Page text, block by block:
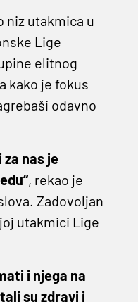
niz utakmica u
Lige
elitnog
kako je fokus
odavno
nas je
, rekao je
Zadovoljan
utakmici Lige
i njega na
su zdravi i